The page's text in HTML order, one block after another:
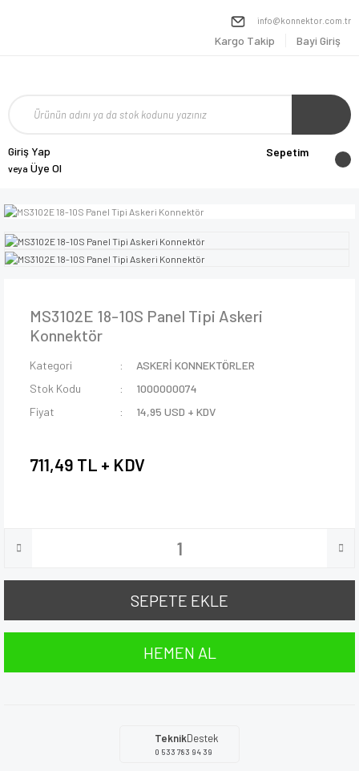
info@konnektor.com.tr
Kargo Takip Bayi Giriş
Giriş Yap
veya Üye Ol
Sepetim
MS3102E 18-10S Panel Tipi Askeri
Konnektör
Kategori
ASKERİ KONNEKTÖRLER
Stok Kodu
1000000074
Fiyat
14,95 USD + KDV
711,49 TL + KDV
SEPETE EKLE
HEMEN AL
TeknikDestek
0 533 783 94 39